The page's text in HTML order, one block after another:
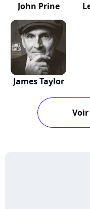
John Prine
James Taylor